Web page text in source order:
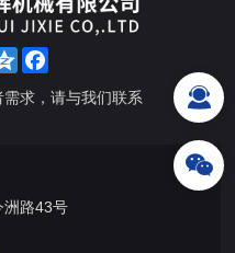
Qzone
求，请与我们联系
洲路43号